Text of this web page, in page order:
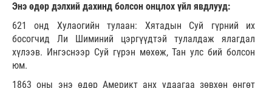
Энэ өдөр дэлхий дахинд болсон онцлох үйл явдлууд:
621 онд Хулаогийн тулаан: Хятадын Суй гүрний их
босогчид Ли Шиминий цэргүүдтэй тулалдаж ялагдал
хүлээв. Ингэснээр Суй гүрэн мөхөж, Тан улс бий болсон
юм.
1863 оны энэ өдөр Америкт анх удаагаа зөвхөн өнгөт